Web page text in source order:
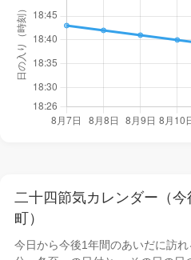
二十四節気カレンダー（
町）
今日から今後1年間のあいだに訪